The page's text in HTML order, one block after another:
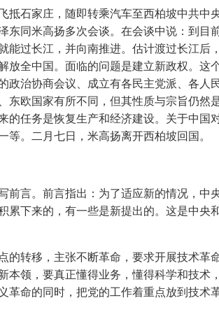
石家庄，随即转乘汽车至西柏坡中共中
东同米高扬多次会谈。在会谈中说：到目
过长江，并向南推进。估计渡过长江后
放全中国。面临的问题是建立新政权。这
政治协商会议、成立有各民主党派、各人
东欧国家有所不同，但其性质与宗旨仍然
的任务是恢复生产和经济建设。关于中国
。二月七日，米高扬离开西柏坡回国。
言。前言指出：为了适应新的情况，中
累下来的，有一些是新提出的。这是中央
转移，主张不断革命，要求开展技术革
本领，要真正懂得业务，懂得科学和技术
命的同时，把党的工作着重点放到技术革